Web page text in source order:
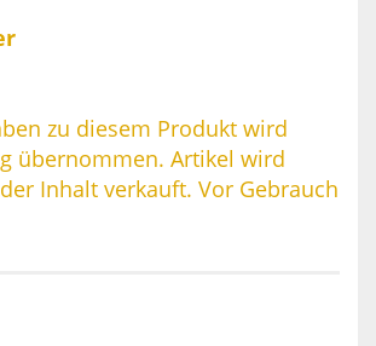
zu diesem Produkt wird
übernommen. Artikel wird
Inhalt verkauft. Vor Gebrauch